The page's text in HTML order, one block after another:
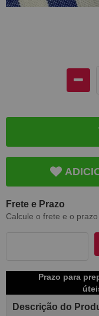
Frete e Prazo
Calcule o frete e o
Prazo para
Descrição do